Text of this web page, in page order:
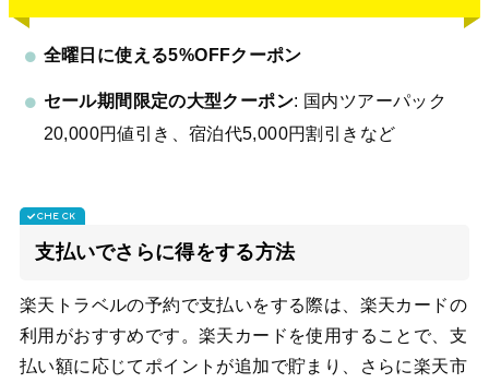
全曜日に使える5%OFFクーポン
セール期間限定の大型クーポン: 国内ツアーパック
20,000円値引き、宿泊代5,000円割引きなど
支払いでさらに得をする方法
楽天トラベルの予約で支払いをする際は、楽天カードの
利用がおすすめです。楽天カードを使用することで、支
払い額に応じてポイントが追加で貯まり、さらに楽天市